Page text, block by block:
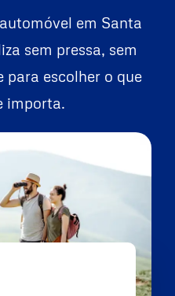
em Santa
sem pressa, sem
para escolher o que
importa.